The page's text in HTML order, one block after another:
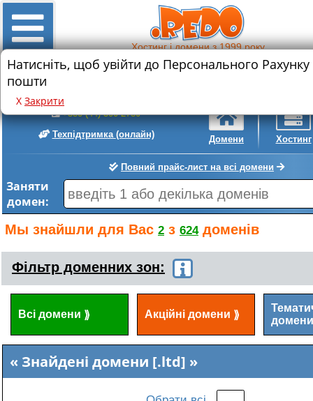
Хостинг і домени з 1999 року
Знижка на реєстрацію нового домену
+380 (44) 300-2780
Техпідтримка (онлайн) Домени Хостинг
Повний прайс-лист на всі домени
Заняти
домен:
Натисніть, щоб увійти до Персонального
пошти
Х Закрити
Мы знайшли для Вас 2 з 624доменів
Фільтр доменних зон:
Всі домени ⟫ Акційні домени ⟫
домени
Знайдені домени [.ltd]